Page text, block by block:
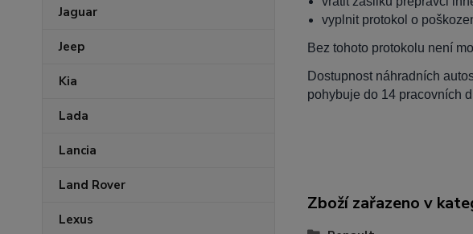
Jaguar
Jeep
Kia
Lada
Lancia
Land Rover
Lexus
vyplnit protokol o
Bez tohoto protokolu není
Dostupnost náhradních
pohybuje do 14 pracovních
Zboží zařazeno v